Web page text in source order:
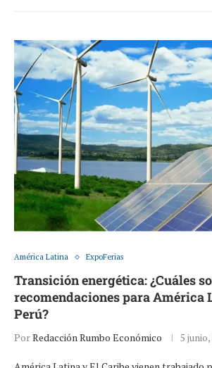
América Latina ExpoFerias
Transición energética: ¿Cuáles
recomendaciones para América
Perú?
PorRedacción Rumbo Económico 5 junio,